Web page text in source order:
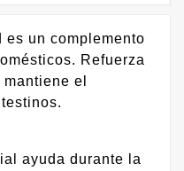
es un complemento
Refuerza
el
ayuda durante la